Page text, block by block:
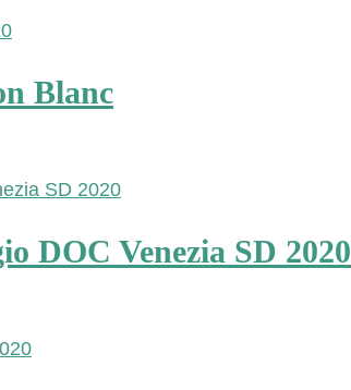
Blanc
DOC Venezia SD 2020